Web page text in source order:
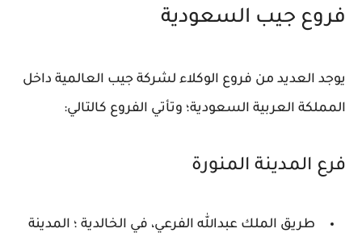
فروع جيب السعودية
يوجد العديد من فروع الوكلاء لشركة جيب العالمية داخل
المملكة العربية السعودية؛ وتأتي الفروع كالتالي:
فرع المدينة المنورة
طريق الملك عبدالله الفرعي، في الخالدية ؛ المدينة